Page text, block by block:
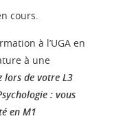
cours.
à l’UGA en
à une
lors de votre L3
: vous
en M1